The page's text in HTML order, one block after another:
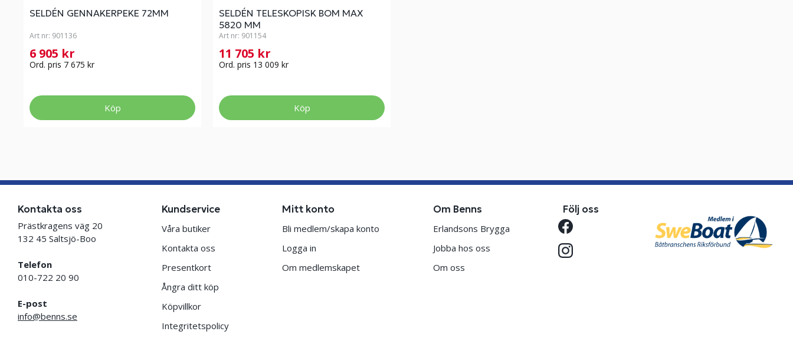
SELDÉN GENNAKERPEKE 72MM
Art nr: 901136
6 905 kr
Ord. pris 7 675 kr
Köp
SELDÉN TELESKOPISK BOM MAX
5820 MM
Art nr: 901154
11 705 kr
Ord. pris 13 009 kr
Köp
Kontakta oss
Prästkragens väg 20
132 45 Saltsjö-Boo
Telefon
010-722 20 90
E-post
info@benns.se
Kundservice
Våra butiker
Kontakta oss
Presentkort
Ångra ditt köp
Köpvillkor
Integritetspolicy
Mitt konto
Bli medlem/skapa konto
Logga in
Om medlemskapet
Om Benns
Erlandsons Brygga
Jobba hos oss
Om oss
Följ oss